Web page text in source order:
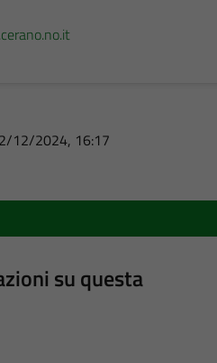
12/2024, 16:17
su questa